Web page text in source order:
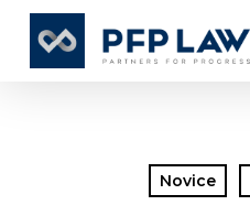
Skip
main
Novice